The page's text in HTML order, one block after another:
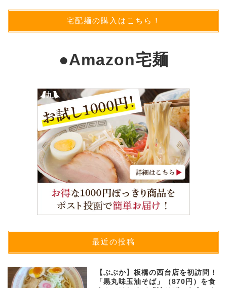
宅配麺の購入はこちら！
●Amazon宅麺
最近の投稿
【ぶぶか】板橋の西台店を初訪問！
「黒丸味玉油そば」（870円）を食